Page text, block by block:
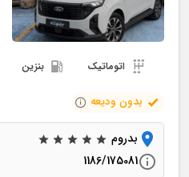
اتوماتیک بنزین
بدون ودیعه
بدروم
1186/175081